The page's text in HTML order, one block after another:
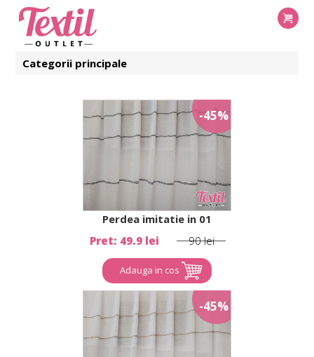
Categorii principale
-45%
Perdea imitatie in 01
Pret: 49.9 lei
90 lei
Adauga in cos
-45%